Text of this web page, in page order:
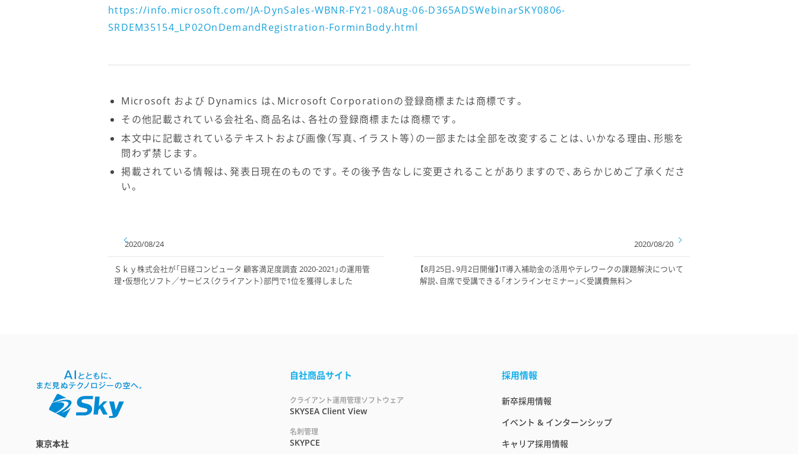
https://info.microsoft.com/JA-DynSales-WBNR-FY21-08Aug-06-D365ADSWebinarSKY0806-
SRDEM35154_LP02OnDemandRegistration-ForminBody.html
Microsoft および Dynamics は、Microsoft Corporationの登録商標または商標です。
その他記載されている会社名、商品名は、各社の登録商標または商標です。
本文中に記載されているテキストおよび画像（写真、イラスト等）の一部または全部を改変することは、いかなる理由、形態を
問わず禁じます。
掲載されている情報は、発表日現在のものです。その後予告なしに変更されることがありますので、あらかじめご了承くださ
い。
2020/08/24
Ｓｋｙ株式会社が「日経コンピュータ 顧客満足度調査 2020-2021」の運用管
理・仮想化ソフト／サービス（クライアント）部門で1位を獲得しました
2020/08/20
【8月25日、9月2日開催】IT導入補助金の活用やテレワークの課題解決について
解説、自席で受講できる「オンラインセミナー」＜受講費無料＞
東京本社
自社商品サイト
クライアント運用管理ソフトウェア
SKYSEA Client View
名刺管理
SKYPCE
採用情報
新卒採用情報
イベント & インターンシップ
キャリア採用情報